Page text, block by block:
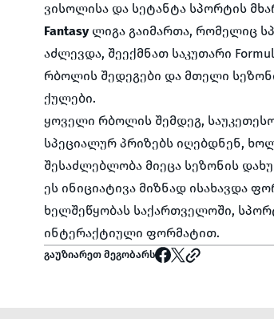
ვისოლისა და სეტანტა სპორტის
Fantasy ლიგა გაიმართა, რომელიც
აძლევდა, შეექმნათ საკუთარი
რბოლის შედეგები და მთელი
ქულები.
ყოველი რბოლის შემდეგ,
სპეციალურ პრიზებს იღებდნენ,
შესაძლებლობა მიეცა სეზონის
ეს ინიციატივა მიზნად ისახავდა
ხელშეწყობას საქართველოში,
ინტერაქტიული ფორმატით.
გაუზიარეთ მეგობარს